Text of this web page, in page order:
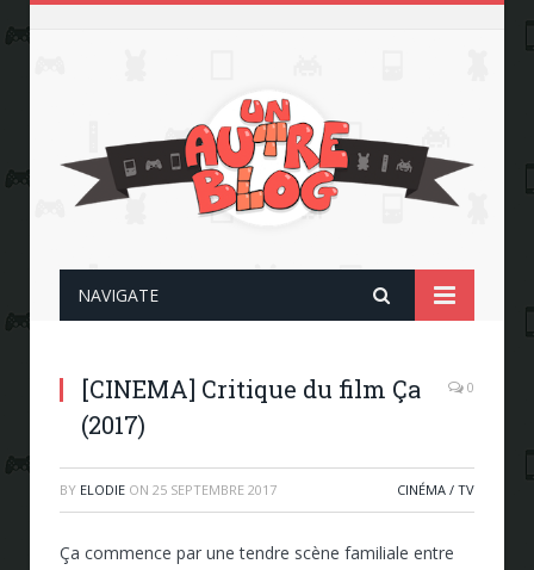
NAVIGATE
[CINEMA] Critique du film Ça
(2017)
0
BY ELODIE ON 25 SEPTEMBRE 2017 CINÉMA / TV
Ça commence par une tendre scène familiale entre